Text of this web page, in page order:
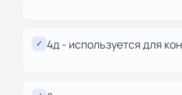
✓ 4д - используется для